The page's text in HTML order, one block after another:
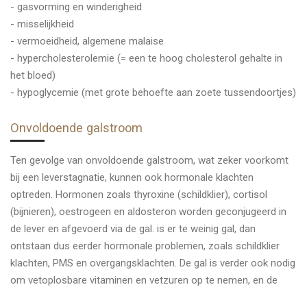
- gasvorming en winderigheid
- misselijkheid
- vermoeidheid, algemene malaise
- hypercholesterolemie (= een te hoog cholesterol gehalte in
het bloed)
- hypoglycemie (met grote behoefte aan zoete tussendoortjes)
Onvoldoende galstroom
Ten gevolge van onvoldoende galstroom, wat zeker voorkomt
bij een leverstagnatie, kunnen ook hormonale klachten
optreden. Hormonen zoals thyroxine (schildklier), cortisol
(bijnieren), oestrogeen en aldosteron worden geconjugeerd in
de lever en afgevoerd via de gal. is er te weinig gal, dan
ontstaan dus eerder hormonale problemen, zoals schildklier
klachten, PMS en overgangsklachten. De gal is verder ook nodig
om vetoplosbare vitaminen en vetzuren op te nemen, en de